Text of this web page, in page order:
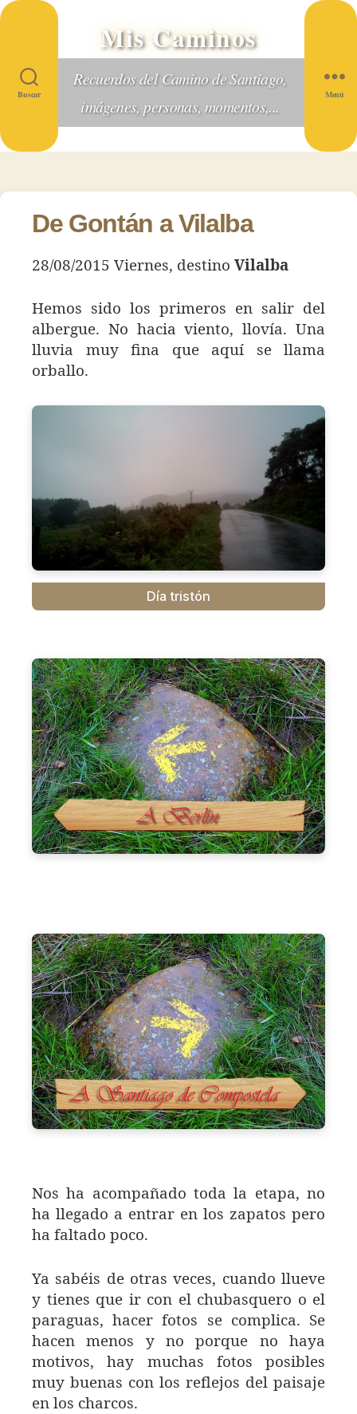
Buscar
Mis Caminos
Recuerdos del Camino de Santiago,
imágenes, personas, momentos,...
Menú
De Gontán a Vilalba
28/08/2015 Viernes, destino Vilalba
Hemos sido los primeros en salir del
albergue. No hacia viento, llovía. Una
lluvia muy fina que aquí se llama
orballo.
Día tristón
Nos ha acompañado toda la etapa, no
ha llegado a entrar en los zapatos pero
ha faltado poco.
Ya sabéis de otras veces, cuando llueve
y tienes que ir con el chubasquero o el
paraguas, hacer fotos se complica. Se
hacen menos y no porque no haya
motivos, hay muchas fotos posibles
muy buenas con los reflejos del paisaje
en los charcos.